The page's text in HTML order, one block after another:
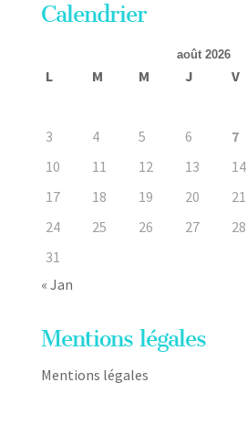
Calendrier
août 2026
L M M J V
3
4 5 6 7
10
11 12 13 14
17
18 19 20 21
24
25 26 27 28
31
« Jan
Mentions légales
Mentions légales